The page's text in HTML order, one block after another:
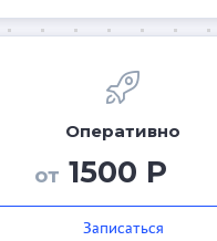
Оперативно
от 1500 Р
Записаться